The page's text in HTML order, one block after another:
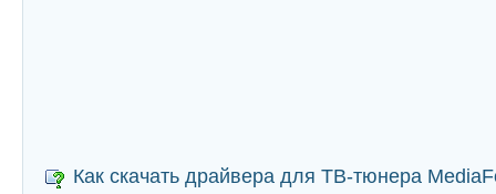
Как скачать драйвера для ТВ-тюнера